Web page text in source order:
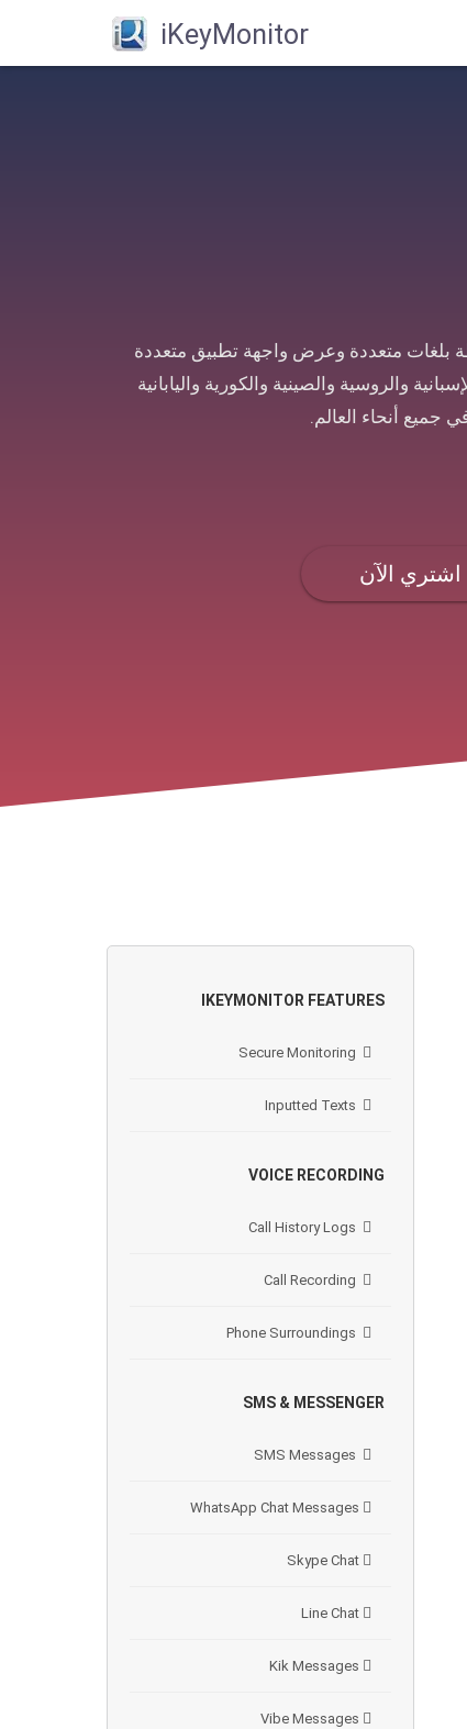
iKeyMonitor
بلغات متعددة وعرض واجهة تطبيق متعددة
والروسية والصينية والكورية واليابانية
جميع أنحاء العالم.
اشتري الآن
IKEYMONITOR FEATURES
VOICE RECORDING
SMS & MESSENGER
WhatsApp Chat Messages
Skype Chat
Line Chat
Kik Messages
Vibe Messages